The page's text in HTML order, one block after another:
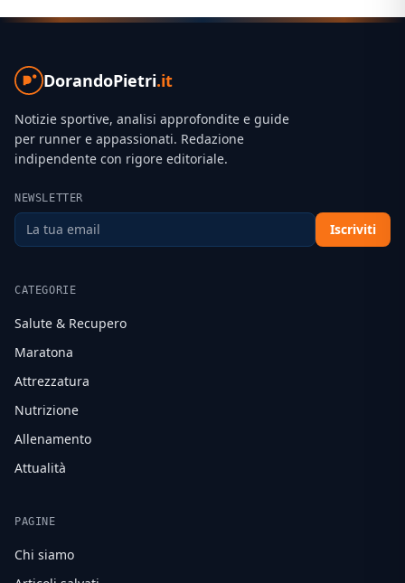
DorandoPietri.it
Notizie sportive, analisi approfondite e guide
per runner e appassionati. Redazione
indipendente con rigore editoriale.
NEWSLETTER
Iscriviti
CATEGORIE
Salute & Recupero
Maratona
Attrezzatura
Nutrizione
Allenamento
Attualità
PAGINE
Chi siamo